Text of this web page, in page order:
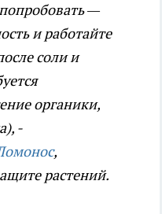
—
и работайте
соли и
органики,
-
,
растений.